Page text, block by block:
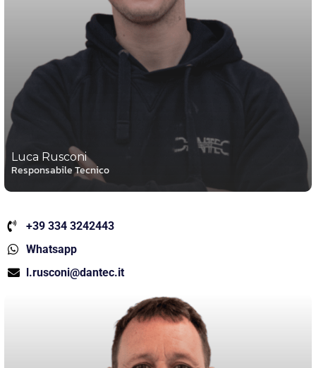
Luca Rusconi
Responsabile Tecnico
+39 334 3242443
Whatsapp
l.rusconi@dantec.it